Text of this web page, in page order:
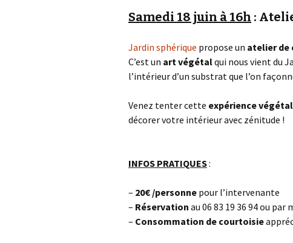
Samedi 18 juin à 16h :
Jardin sphérique propose un atelier de
C’est un art végétalqui nous vient du
l’intérieur d’un substrat que l’on
Venez tenter cette expérience
décorer votre intérieur avec zénitude !
INFOS PRATIQUES:
– 20€ /personne pour l’intervenante
– Réservation au 06 83 19 36 94 ou
– Consommation de courtoisie